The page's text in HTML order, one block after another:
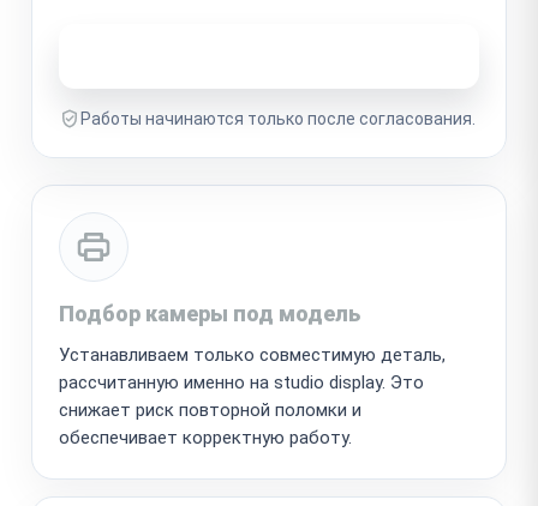
Работы начинаются только после согласования.
Подбор камеры под модель
Устанавливаем только совместимую деталь,
рассчитанную именно на studio display. Это
снижает риск повторной поломки и
обеспечивает корректную работу.